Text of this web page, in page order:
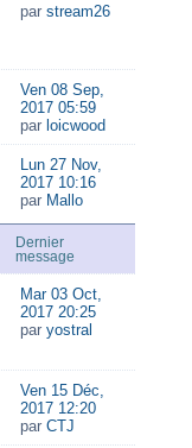
par stream26
Ven 08 Sep,
2017 05:59
par loicwood
Lun 27 Nov,
2017 10:16
par Mallo
Dernier
message
Mar 03 Oct,
2017 20:25
par yostral
Ven 15 Déc,
2017 12:20
par CTJ